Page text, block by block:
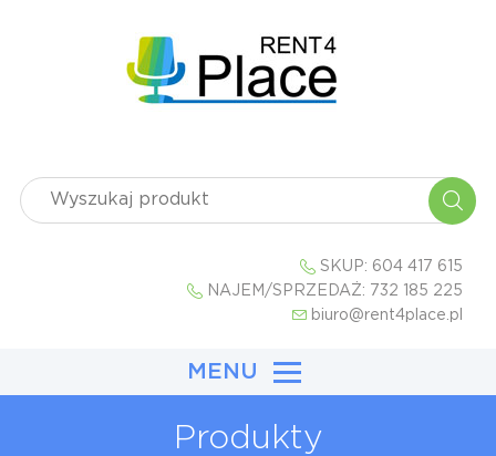
SKUP: 604 417 615
NAJEM/SPRZEDAŻ: 732 185 225
biuro@rent4place.pl
MENU
Produkty